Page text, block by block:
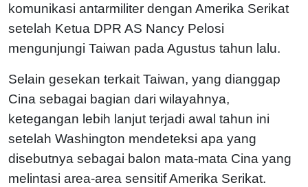
komunikasi antarmiliter dengan Amerika Serikat
setelah Ketua DPR AS Nancy Pelosi
mengunjungi Taiwan pada Agustus tahun lalu.
Selain gesekan terkait Taiwan, yang dianggap
Cina sebagai bagian dari wilayahnya,
ketegangan lebih lanjut terjadi awal tahun ini
setelah Washington mendeteksi apa yang
disebutnya sebagai balon mata-mata Cina yang
melintasi area-area sensitif Amerika Serikat.